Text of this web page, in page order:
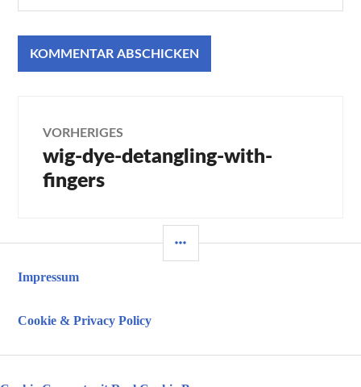
VORHERIGES
Vorheriger
Beitrag:
wig-dye-detangling-with-
fingers
Impressum
Cookie & Privacy Policy